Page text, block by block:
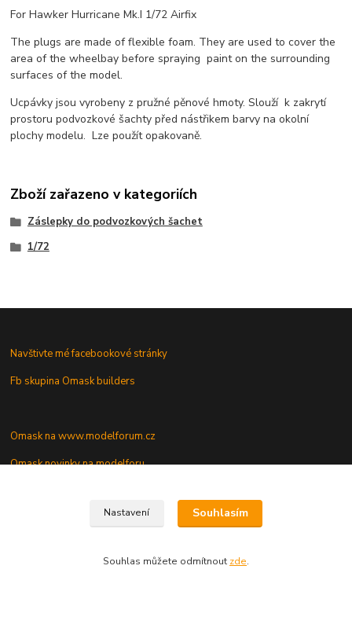
For Hawker Hurricane Mk.I 1/72 Airfix
The plugs are made of flexible foam. They are used to cover the
area of the wheelbay before spraying paint on the surrounding
surfaces of the model.
Ucpávky jsou vyrobeny z pružné pěnové hmoty. Slouží k zakrytí
prostoru podvozkové šachty před nástřikem barvy na okolní
plochy modelu. Lze použít opakovaně.
Zboží zařazeno v kategoriích
Záslepky do podvozkových šachet
1/72
Navštivte mé facebookové stránky
Fb skupina Omask builders
Omask na www.modelforum.cz
Omask novinky na modelforu
Galerie modelů s mými maskami
Nastavení Souhlasím
Souhlas můžete odmítnout zde.